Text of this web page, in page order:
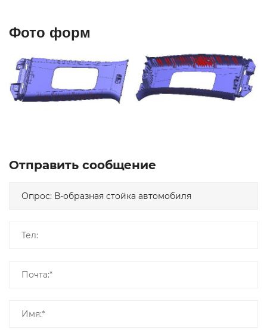
Фото форм
Отправить сообщение